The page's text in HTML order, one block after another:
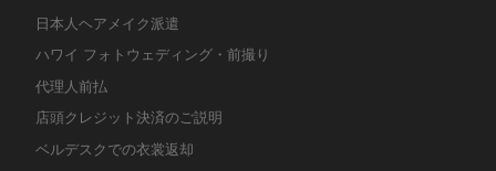
日本人ヘアメイク派遣
ハワイ フォトウェディング・前撮り
代理人前払
店頭クレジット決済のご説明
ベルデスクでの衣裳返却